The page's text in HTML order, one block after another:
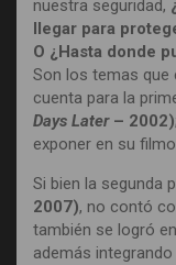
nuestra seguridad,
llegar para
O ¿Hasta donde
Son los temas que
cuenta para la
Days Later– 2002)
exponer en su
Si bien la segunda
2007), no contó
también se logró
además